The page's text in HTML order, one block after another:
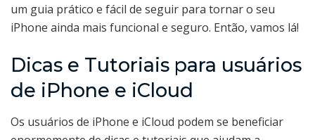
um guia prático e fácil de seguir para tornar o seu
iPhone ainda mais funcional e seguro. Então, vamos lá!
Dicas e Tutoriais para usuários
de iPhone e iCloud
Os usuários de iPhone e iCloud podem se beneficiar